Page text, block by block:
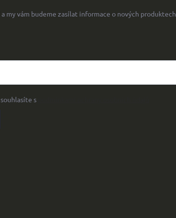
my vám budeme zasílat informace o nových
s